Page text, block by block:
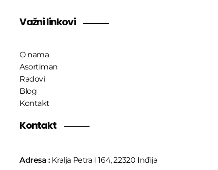
Važni linkovi
O nama
Asortiman
Radovi
Blog
Kontakt
Kontakt
Adresa : Kralja Petra I 164, 22320 Inđija